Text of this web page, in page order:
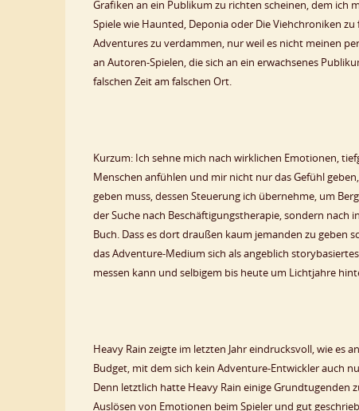
Grafiken an ein Publikum zu richten scheinen, dem ich
Spiele wie Haunted, Deponia oder Die Viehchroniken
Adventures zu verdammen, nur weil es nicht meinen
an Autoren-Spielen, die sich an ein erwachsenes
falschen Zeit am falschen Ort.
Kurzum: Ich sehne mich nach wirklichen Emotionen,
Menschen anfühlen und mir nicht nur das Gefühl
geben muss, dessen Steuerung ich übernehme, um
der Suche nach Beschäftigungstherapie, sondern
Buch. Dass es dort draußen kaum jemanden zu geben
das Adventure-Medium sich als angeblich
messen kann und selbigem bis heute um Lichtjahre
Heavy Rain zeigte im letzten Jahr eindrucksvoll, wie es
Budget, mit dem sich kein Adventure-Entwickler auch
Denn letztlich hatte Heavy Rain einige Grundtugenden
Auslösen von Emotionen beim Spieler und gut